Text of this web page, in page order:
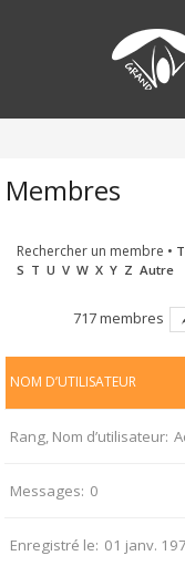
Membres
Rechercher un membre •
S T U V W X Y Z Autre
717 membres
NOM D’UTILISATEUR
Rang, Nom d’utilisateur
Messages 0
Enregistré le 01 janv.